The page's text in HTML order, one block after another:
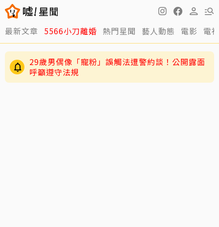
最新文章 5566小刀離婚 熱門星聞 藝人動態 電影 電
29歲男偶像「寵粉」誤觸法遭警約談！公開露面
呼籲遵守法規